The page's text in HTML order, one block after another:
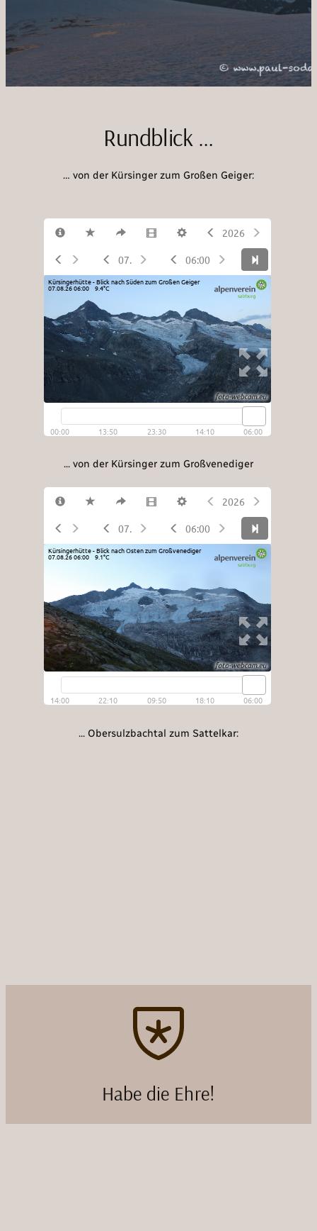
Rundblick …
… von der Kürsinger zum Großen Geiger:
... von der Kürsinger zum Großvenediger
... Obersulzbachtal zum Sattelkar:
Habe die Ehre!